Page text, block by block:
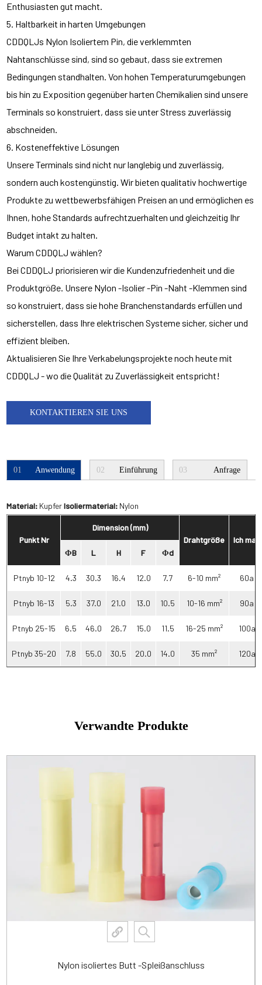
Enthusiasten gut macht.
5. Haltbarkeit in harten Umgebungen
CDDQLJs Nylon Isoliertem Pin, die verklemmten
Nahtanschlüsse sind, sind so gebaut, dass sie extremen
Bedingungen standhalten. Von hohen Temperaturumgebungen
bis hin zu Exposition gegenüber harten Chemikalien sind unsere
Terminals so konstruiert, dass sie unter Stress zuverlässig
abschneiden.
6. Kosteneffektive Lösungen
Unsere Terminals sind nicht nur langlebig und zuverlässig,
sondern auch kostengünstig. Wir bieten qualitativ hochwertige
Produkte zu wettbewerbsfähigen Preisen an und ermöglichen es
Ihnen, hohe Standards aufrechtzuerhalten und gleichzeitig Ihr
Budget intakt zu halten.
Warum CDDQLJ wählen?
Bei CDDQLJ priorisieren wir die Kundenzufriedenheit und die
Produktgröße. Unsere Nylon -Isolier -Pin -Naht -Klemmen sind
so konstruiert, dass sie hohe Branchenstandards erfüllen und
sicherstellen, dass Ihre elektrischen Systeme sicher, sicher und
effizient bleiben.
Aktualisieren Sie Ihre Verkabelungsprojekte noch heute mit
CDDQLJ - wo die Qualität zu Zuverlässigkeit entspricht!
KONTAKTIEREN SIE UNS
01 Anwendung 02 Einführung 03 Anfrage
Material: KupferIsoliermaterial: Nylon
Punkt Nr
Dimension (mm)
Drahtgröße
Ich max
ΦB
L H F Φd
Ptnyb 10-12 4.3 30.3 16.4 12.0 7.7 6-10 mm² 60a
Ptnyb 16-13 5.3 37.0 21.0 13.0 10.5 10-16 mm² 90a
Ptnyb 25-15 6.5 46.0 26.7 15.0 11.5 16-25 mm² 100a
Ptnyb 35-20 7.8 55.0 30.5 20.0 14.0 35 mm² 120a
Verwandte Produkte
Nylon isoliertes Butt -Spleißanschluss